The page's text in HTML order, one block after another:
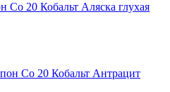
20 Кобальт Аляска глухая